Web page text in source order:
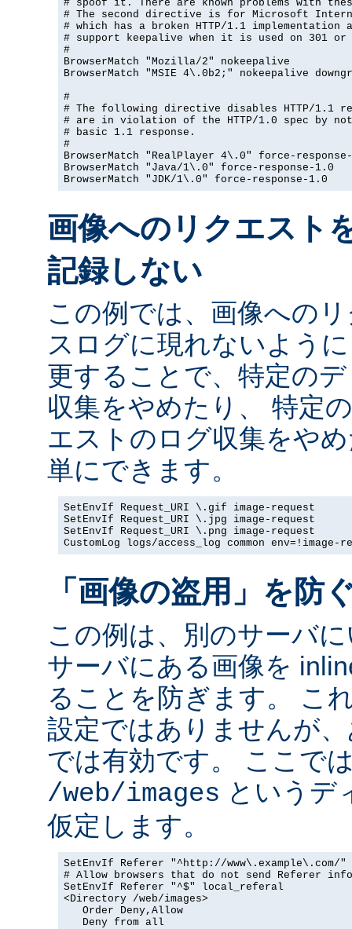
# spoof it. There are known problems with
# The second directive is for Microsoft
# which has a broken HTTP/1.1 implementation
# support keepalive when it is used on 301
#
BrowserMatch "Mozilla/2" nokeepalive
BrowserMatch "MSIE 4\.0b2;" nokeepalive
#
# The following directive disables HTTP/1.1
# are in violation of the HTTP/1.0 spec by
# basic 1.1 response.
#
BrowserMatch "RealPlayer 4\.0" force-
BrowserMatch "Java/1\.0" force-response-1.0
BrowserMatch "JDK/1\.0" force-response-1.0
画像へのリクエスト
記録しない
この例では、画像への
スログに現れないよう
更することで、特定の
収集をやめたり、 特定
エストのログ収集をや
単にできます。
SetEnvIf Request_URI \.gif image-request
SetEnvIf Request_URI \.jpg image-request
SetEnvIf Request_URI \.png image-request
CustomLog logs/access_log common env=!image-
「画像の盗用」を防
この例は、別のサーバ
サーバにある画像を
ることを防ぎます。 こ
設定ではありませんが
では有効です。 ここで
/web/images というデ
仮定します。
SetEnvIf Referer "^http://
# Allow browsers that do not send Referer info
SetEnvIf Referer "^$" local_referal
<Directory /web/images>
   Order Deny,Allow
   Deny from all